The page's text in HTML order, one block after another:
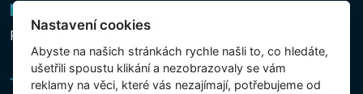
Newsletter
Přihlášení k odběru novinek
Nastavení cookies
Abyste na našich stránkách rychle našli to, co hledáte,
ušetřili spoustu klikání a nezobrazovaly se vám
reklamy na věci, které vás nezajímají, potřebujeme od